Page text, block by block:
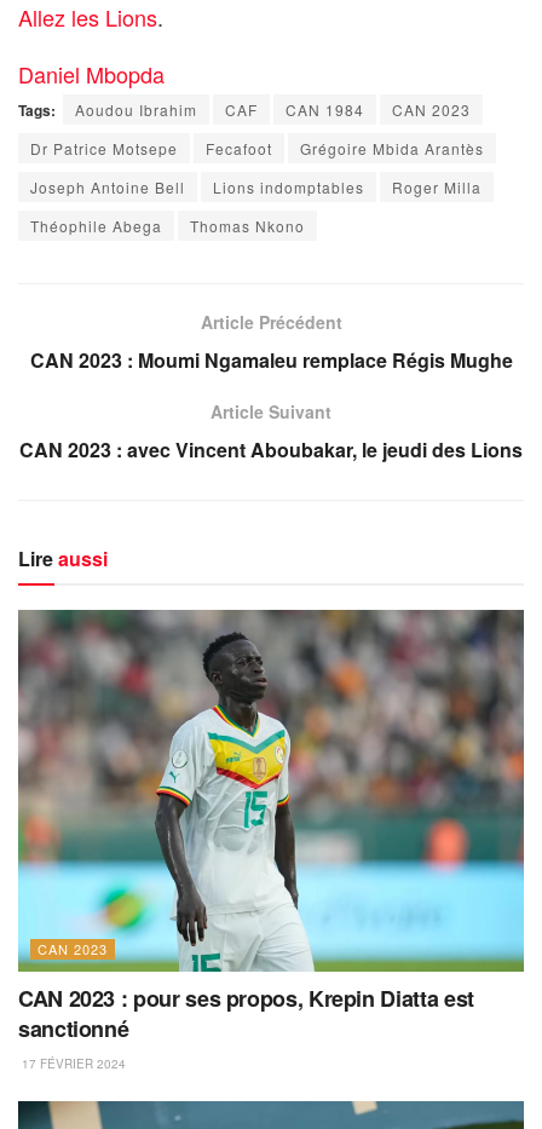
Allez les Lions.
Daniel Mbopda
Tags: Aoudou Ibrahim CAF CAN 1984
CAN 2023
Dr Patrice Motsepe
Fecafoot
Grégoire Mbida Arantès
Joseph Antoine Bell
Lions indomptables
Roger Milla
Théophile Abega
Thomas Nkono
Article Précédent
CAN 2023 : Moumi Ngamaleu remplace Régis Mughe
Article Suivant
CAN 2023 : avec Vincent Aboubakar, le jeudi des Lions
Lireaussi
CAN 2023
CAN 2023 : pour ses propos, Krepin Diatta est
sanctionné
17 FÉVRIER 2024